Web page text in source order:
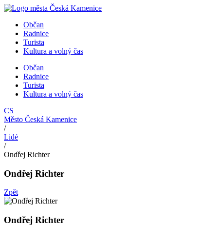
Přejít
obsahuObčan
Radnice
Turista
Kultura a volný čas
Občan
Radnice
Turista
Kultura a volný čas
CS
Město Česká Kamenice
/
Lidé
/
Ondřej Richter
Ondřej Richter
Zpět
Ondřej Richter